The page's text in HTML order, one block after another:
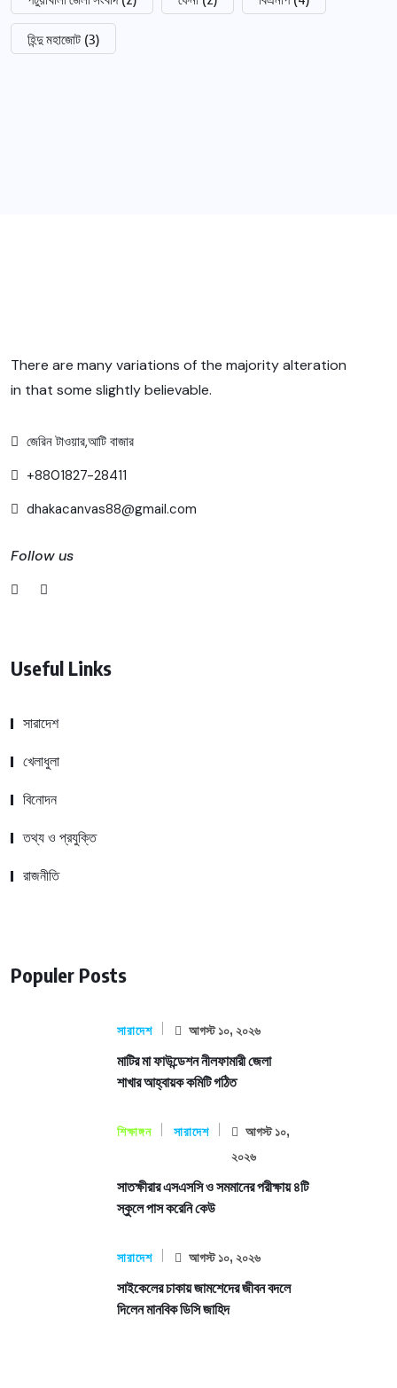
হিন্দু মহাজোট (3)
There are many variations of the majority alteration
in that some slightly believable.
জেরিন টাওয়ার,আটি বাজার
+8801827-28411
dhakacanvas88@gmail.com
Follow us
Useful Links
সারাদেশ
খেলাধুলা
বিনোদন
তথ্য ও প্রযুক্তি
রাজনীতি
Populer Posts
সারাদেশ আগস্ট ১০, ২০২৬
মাটির মা ফাউন্ডেশন নীলফামারী জেলা
শাখার আহ্বায়ক কমিটি গঠিত
শিক্ষাঙ্গন সারাদেশ
আগস্ট ১০,
২০২৬
সাতক্ষীরার এসএসসি ও সমমানের পরীক্ষায় ৪টি
স্কুলে পাস করেনি কেউ
সারাদেশ আগস্ট ১০, ২০২৬
সাইকেলের চাকায় জামশেদের জীবন বদলে
দিলেন মানবিক ডিসি জাহিদ